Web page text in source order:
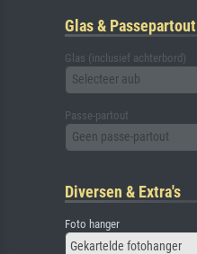
Glas & Passepartout
Glas (inclusief achterbord)
Selecteer aub
Passe-partout
Geen passe-partout
Diversen & Extra's
Foto hanger
Gekartelde fotohanger